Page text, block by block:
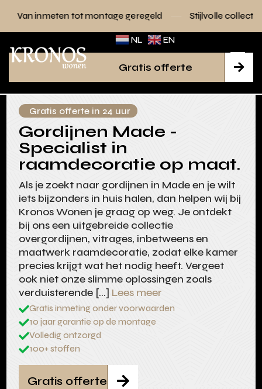
tot montage geregeld Stijlvolle collecties voor elk
NL EN

Gratis offerte
Gratis offerte in 24 uur
Gordijnen Made -
Specialist in
raamdecoratie op maat.
Als je zoekt naar gordijnen in Made en je wilt
iets bijzonders in huis halen, dan helpen wij bij
Kronos Wonen je graag op weg. Je ontdekt
bij ons een uitgebreide collectie
overgordijnen, vitrages, inbetweens en
maatwerk raamdecoratie, zodat elke kamer
precies krijgt wat het nodig heeft. Vergeet
ook niet onze slimme oplossingen zoals
verduisterende […] Lees meer
Gratis inmeting onder voorwaarden
10 jaar garantie op de montage
Volledig ontzorgd
100+ stoffen

Gratis offerte